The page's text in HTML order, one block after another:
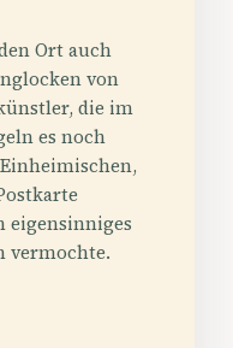
Ort auch
von
die im
es noch
eigensinniges
vermochte.